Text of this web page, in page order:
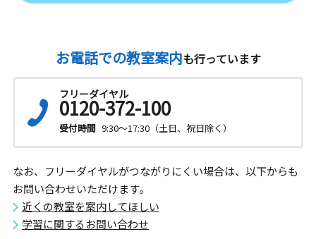
お電話での教室案内も行っています
フリーダイヤル
0120-372-100
受付時間 9:30～17:30（土日、祝日除く）
なお、フリーダイヤルがつながりにくい場合は、以下からも
お問い合わせいただけます。
近くの教室を案内してほしい
学習に関するお問い合わせ